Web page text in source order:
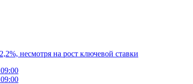
несмотря на рост ключевой ставки